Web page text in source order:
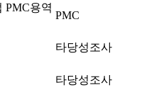
PMC용역
PMC
타당성조사
타당성조사